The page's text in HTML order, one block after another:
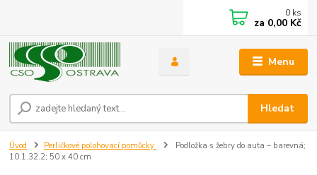
Menu
Hledat
0 ks
za 0,00 Kč
Úvod Perličkové polohovací pomůcky
Podložka s žebry do auta – barevná;
10.1.32.2; 50 x 40 cm